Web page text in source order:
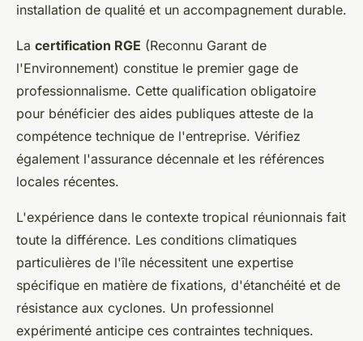
installation de qualité et un accompagnement durable.
La certification RGE (Reconnu Garant de
l'Environnement) constitue le premier gage de
professionnalisme. Cette qualification obligatoire
pour bénéficier des aides publiques atteste de la
compétence technique de l'entreprise. Vérifiez
également l'assurance décennale et les références
locales récentes.
L'expérience dans le contexte tropical réunionnais fait
toute la différence. Les conditions climatiques
particulières de l'île nécessitent une expertise
spécifique en matière de fixations, d'étanchéité et de
résistance aux cyclones. Un professionnel
expérimenté anticipe ces contraintes techniques.